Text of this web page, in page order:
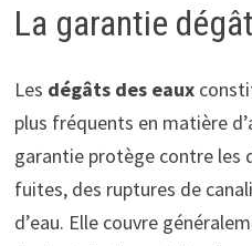
La garantie
Les dégâts des eaux
plus fréquents en matière
garantie protège contre les
fuites, des ruptures de
d’eau. Elle couvre